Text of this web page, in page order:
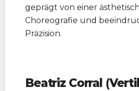
geprägt von einer
Choreografie und
Präzision.
Beatriz Corral (